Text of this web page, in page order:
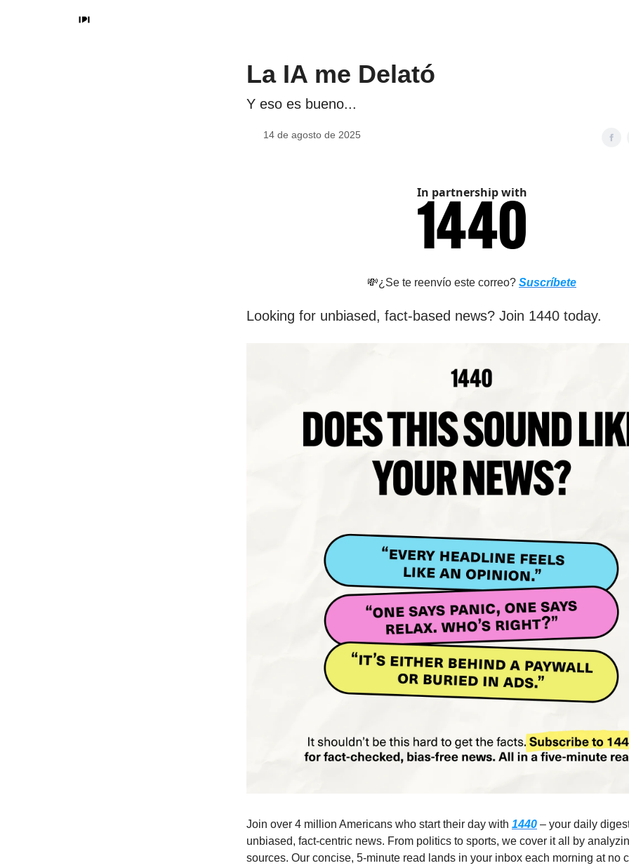
La IA me Delató
Y eso es bueno...
14 de agosto de 2025
In partnership with
💸¿Se te reenvío este correo? Suscríbete
Looking for unbiased, fact-based news? Join 1440 today.
Join over 4 million Americans who start their day with 1440 – your daily
unbiased, fact-centric news. From politics to sports, we cover it all by
sources. Our concise, 5-minute read lands in your inbox each morning at no